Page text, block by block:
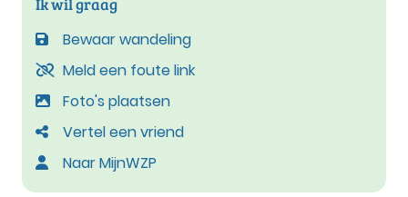
Bewaar wandeling
Meld een foute link
Foto's plaatsen
Vertel een vriend
Naar MijnWZP